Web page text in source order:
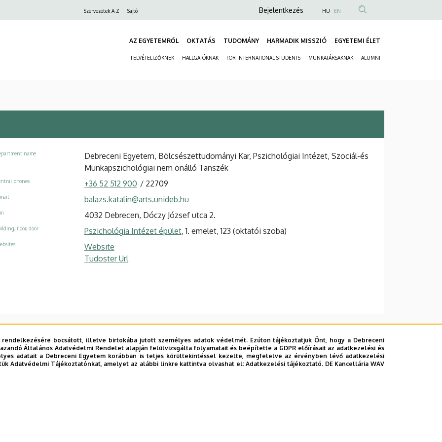
Szervezetek A-Z Sajtó
Anonim
fiók
Bejelentkezés HU EN
AZ EGYETEMRŐL OKTATÁS TUDOMÁNY HARMADIK MISSZIÓ EGYETEMI ÉLET
FELVÉTELIZŐKNEK HALLGATÓKNAK FOR INTERNATIONAL STUDENTS MUNKATÁRSAKNAK ALUMNI
name
Debreceni Egyetem, Bölcsészettudományi Kar, Pszichológiai Intézet, Szociál-és
Munkapszichológiai nem önálló Tanszék
phones +36 52 512 900 / 22709
balazs.katalin@arts.unideb.hu
4032 Debrecen, Dóczy József utca 2.
floor, door Pszichológia Intézet épület, 1. emelet, 123 (oktatói szoba)
Website
Tudoster Url
bocsátott, illetve birtokába jutott személyes adatok védelmét. Ezúton tájékoztatjuk Önt, hogy a Debreceni
Általános Adatvédelmi Rendelet alapján felülvizsgálta folyamatait és beépítette a GDPR előírásait az adatkezelési és
adatait a Debreceni Egyetem korábban is teljes körültekintéssel kezelte, megfelelve az érvényben lévő adatkezelési
Adatvédelmi Tájékoztatónkat, amelyet az alábbi linkre kattintva olvashat el:Adatkezelési tájékoztató. DE Kancellária WAV